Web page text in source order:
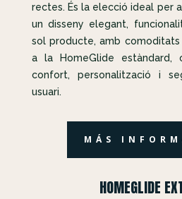
rectes. És la elecció ideal per
un disseny elegant,
sol producte, amb
a la HomeGlide estàndard,
confort, personalització i
usuari.
MÁS
HOMEGLIDE